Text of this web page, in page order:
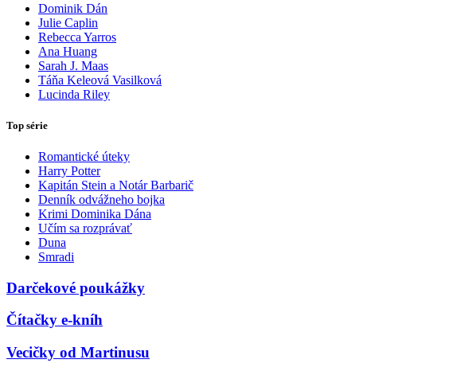
Dominik Dán
Julie Caplin
Rebecca Yarros
Ana Huang
Sarah J. Maas
Táňa Keleová Vasilková
Lucinda Riley
Top série
Romantické úteky
Harry Potter
Kapitán Stein a Notár Barbarič
Denník odvážneho bojka
Krimi Dominika Dána
Učím sa rozprávať
Duna
Smradi
Darčekové poukážky
Čítačky e-kníh
Vecičky od Martinusu